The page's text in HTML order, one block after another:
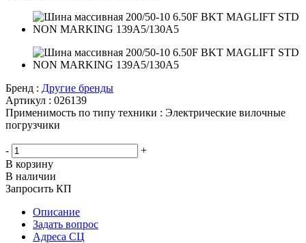
Бренд : Другие бренды
Артикул : 026139
Применимость по типу техники : Электрические вилочные
погрузчики
-
+
В корзину
В наличии
Запросить КП
Описание
Задать вопрос
Адреса СЦ